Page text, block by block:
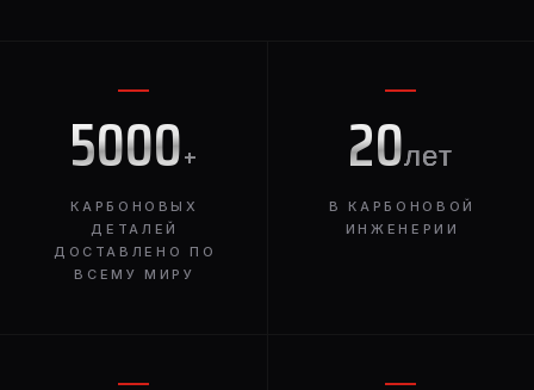
5000+
КАРБОНОВЫХ
ДЕТАЛЕЙ
ДОСТАВЛЕНО ПО
ВСЕМУ МИРУ
20лет
В КАРБОНОВОЙ
ИНЖЕНЕРИИ